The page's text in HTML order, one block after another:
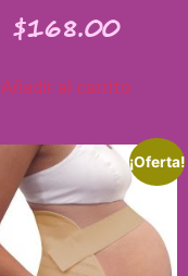
$168.00
Añadir al carrito
¡Oferta!